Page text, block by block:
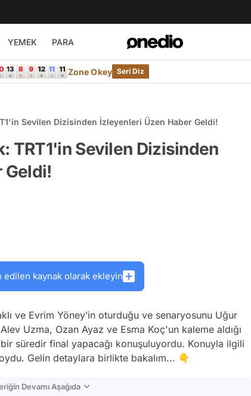
YEMEK PARA
Zone Okey Seri Diz
Sevilen Dizisinden İzleyenleri Üzen Haber Geldi!
TRT1'in Sevilen Dizisinden
Geldi!
edilen kaynak olarak ekleyin
ve Evrim Yöney’in oturduğu ve senaryosunu Uğur
Uzma, Ozan Ayaz ve Esma Koç'un kaleme aldığı
süredir final yapacağı konuşuluyordu. Konuyla ilgili
Gelin detaylara birlikte bakalım... 👇
Devamı Aşağıda